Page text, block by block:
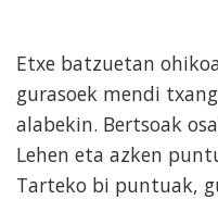
Etxe batzuetan
gurasoek mendi
alabekin. Bertsoak
Lehen eta azken
Tarteko bi puntuak,